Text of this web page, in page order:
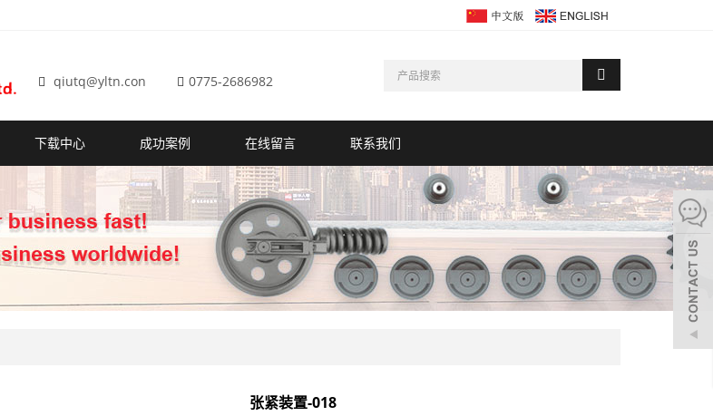
qiutq@yltn.con 0775-2686982
下载中心 成功案例 在线留言 联系我们
张紧装置-018